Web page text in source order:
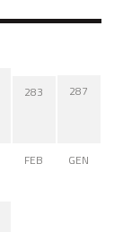
283
FEB
287
GEN